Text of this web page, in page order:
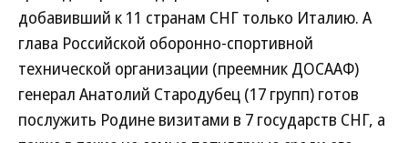
добавивший к 11 странам СНГ только Италию. А
глава Российской оборонно-спортивной
технической организации (преемник ДОСААФ)
генерал Анатолий Стародубец (17 групп) готов
послужить Родине визитами в 7 государств СНГ, а